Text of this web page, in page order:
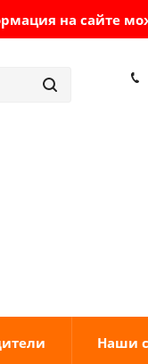
на сайте
Наши